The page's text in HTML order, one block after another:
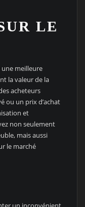
LE
meilleure
la valeur de la
acheteurs
ou un prix d’achat
et
non seulement
mais aussi
le marché